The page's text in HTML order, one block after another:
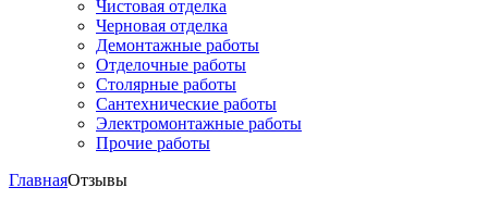
Чистовая отделка
Черновая отделка
Демонтажные работы
Отделочные работы
Столярные работы
Сантехнические работы
Электромонтажные работы
Прочие работы
ГлавнаяОтзывы